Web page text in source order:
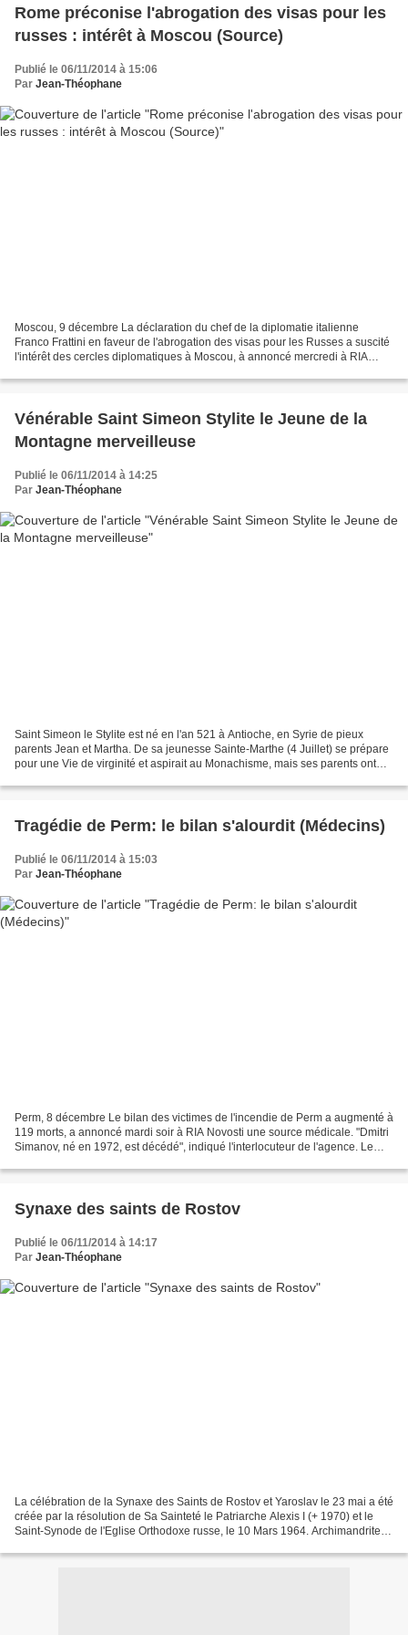
Rome préconise l'abrogation des visas pour les
russes : intérêt à Moscou (Source)
Publié le 06/11/2014 à 15:06
Par Jean-Théophane
Moscou, 9 décembre La déclaration du chef de la diplomatie italienne
Franco Frattini en faveur de l'abrogation des visas pour les Russes a suscité
l'intérêt des cercles diplomatiques à Moscou, à annoncé mercredi à RIA
Vénérable Saint Simeon Stylite le Jeune de la
Montagne merveilleuse
Publié le 06/11/2014 à 14:25
Par Jean-Théophane
Saint Simeon le Stylite est né en l'an 521 à Antioche, en Syrie de pieux
parents Jean et Martha. De sa jeunesse Sainte-Marthe (4 Juillet) se prépare
pour une Vie de virginité et aspirait au Monachisme, mais ses parents ont
Tragédie de Perm: le bilan s'alourdit (Médecins)
Publié le 06/11/2014 à 15:03
Par Jean-Théophane
Perm, 8 décembre Le bilan des victimes de l'incendie de Perm a augmenté à
119 morts, a annoncé mardi soir à RIA Novosti une source médicale. "Dmitri
Simanov, né en 1972, est décédé", indiqué l'interlocuteur de l'agence. Le
Synaxe des saints de Rostov
Publié le 06/11/2014 à 14:17
Par Jean-Théophane
La célébration de la Synaxe des Saints de Rostov et Yaroslav le 23 mai a été
créée par la résolution de Sa Sainteté le Patriarche Alexis I (+ 1970) et le
Saint-Synode de l'Eglise Orthodoxe russe, le 10 Mars 1964. Archimandrite